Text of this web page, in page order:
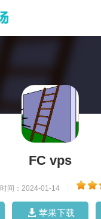
FC vps
时间：2024-01-14
苹果下载